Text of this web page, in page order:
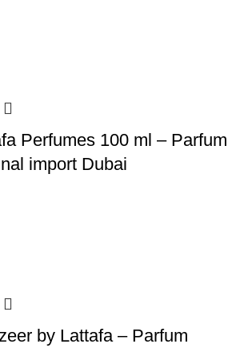
Perfumes 100 ml – Parfum
import Dubai
by Lattafa – Parfum